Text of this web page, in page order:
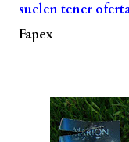
suelen tener
Fapex